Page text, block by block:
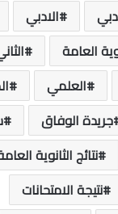
الادبي
العامة
العلمي
جريدة الوفاق
نتائج الثانوية
نتيجة الامتحانات